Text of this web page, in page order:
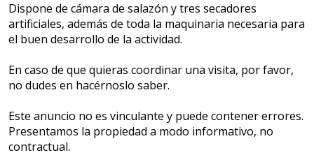
Dispone de cámara de salazón y tres secadores
artificiales, además de toda la maquinaria necesaria para
el buen desarrollo de la actividad.
En caso de que quieras coordinar una visita, por favor,
no dudes en hacérnoslo saber.
Este anuncio no es vinculante y puede contener errores.
Presentamos la propiedad a modo informativo, no
contractual.